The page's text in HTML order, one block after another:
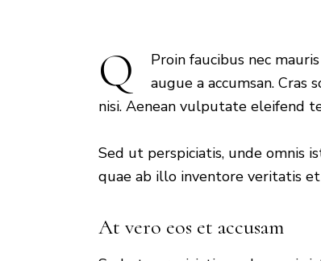
Q
Proin faucibus nec
augue a accumsan.
nisi. Aenean vulputate eleifend
Sed ut perspiciatis, unde omnis
quae ab illo inventore veritatis
At vero eos et accusam